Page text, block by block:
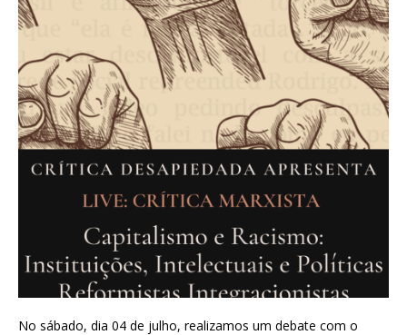
No sábado, dia 04 de julho, realizamos um debate com o